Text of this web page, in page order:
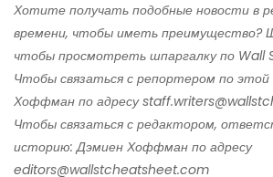
Хотите получать подобные новости в
времени, чтобы иметь преимущество?
чтобы просмотреть шпаргалку по Wall
Чтобы связаться с репортером по
Хоффман по адресу
Чтобы связаться с редактором,
историю: Дэмиен Хоффман по адресу
editors@wallstcheatsheet.com